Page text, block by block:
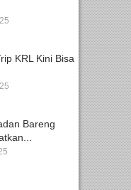
KRL Kini Bisa
Bareng